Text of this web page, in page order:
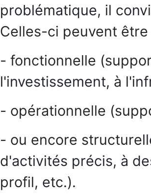
problématique, il
Celles-ci peuvent
- fonctionnelle
l'investissement, à
- opérationnelle
- ou encore
d'activités précis, à
profil, etc.).